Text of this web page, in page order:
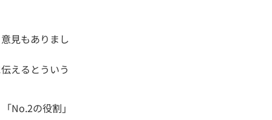
見もありまし
えるとういう
No.2の役割」